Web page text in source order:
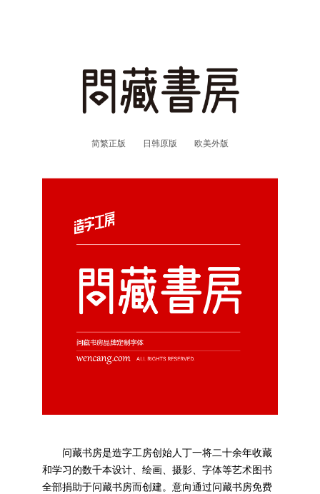
简繁正版 日韩原版 欧美外版
问藏书房是造字工房创始人丁一将二十余年收藏
和学习的数千本设计、绘画、摄影、字体等艺术图书
全部捐助于问藏书房而创建。意向通过问藏书房免费